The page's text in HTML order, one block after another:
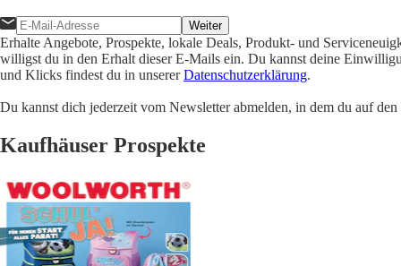
Weiter
Erhalte Angebote, Prospekte, lokale Deals, Produkt- und
willigst du in den Erhalt dieser E-Mails ein. Du kannst deine
und Klicks findest du in unsererDatenschutzerklärung.
Du kannst dich jederzeit vom Newsletter abmelden, in dem du auf
Kaufhäuser Prospekte